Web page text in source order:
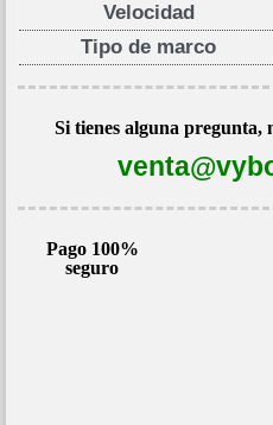
Velocidad
Tipo de marco
Si tienes alguna pregunta,
Pago 100%
seguro